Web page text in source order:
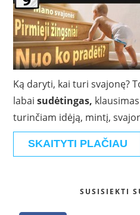
Ką daryti, kai turi svajonę?
labaisudėtingas,
turinčiam idėją, mintį,
SKAITYTI PLAČIAU
SUSISIEKTI